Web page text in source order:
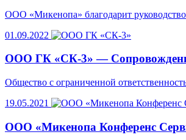
ООО «Микенопа» благодарит
01.09.2022
ООО ГК «СК-3» — Сопровождение
Общество с ограниченной
19.05.2021
ООО «Микенопа Конференс